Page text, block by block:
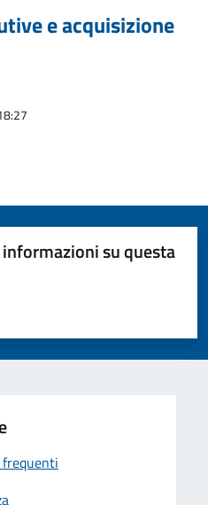
e acquisizione
su questa
su 5
5
frequenti